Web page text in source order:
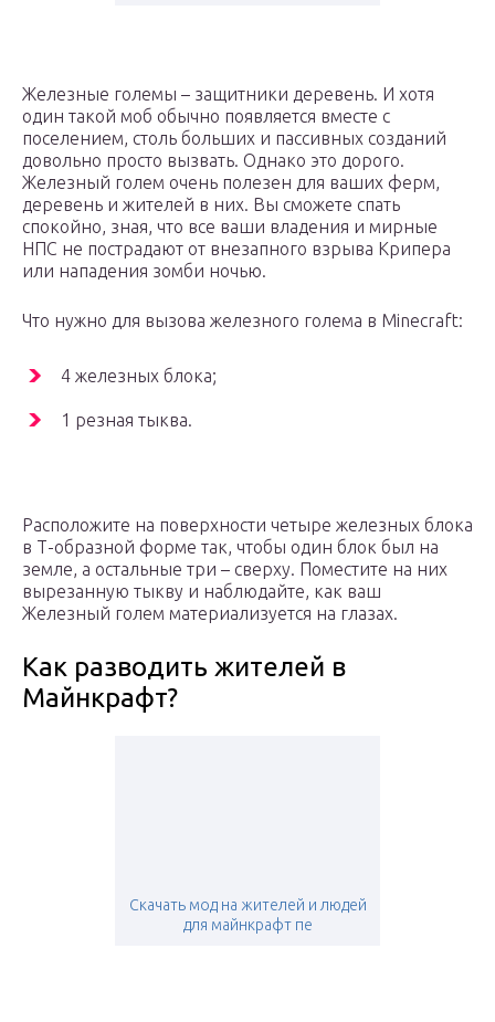
Железные големы – защитники деревень. И хотя
один такой моб обычно появляется вместе с
поселением, столь больших и пассивных созданий
довольно просто вызвать. Однако это дорого.
Железный голем очень полезен для ваших ферм,
деревень и жителей в них. Вы сможете спать
спокойно, зная, что все ваши владения и мирные
НПС не пострадают от внезапного взрыва Крипера
или нападения зомби ночью.
Что нужно для вызова железного голема в Minecraft:
4 железных блока;
1 резная тыква.
Расположите на поверхности четыре железных блока
в Т-образной форме так, чтобы один блок был на
земле, а остальные три – сверху. Поместите на них
вырезанную тыкву и наблюдайте, как ваш
Железный голем материализуется на глазах.
Как разводить жителей в
Майнкрафт?
Скачать мод на жителей и людей
для майнкрафт пе